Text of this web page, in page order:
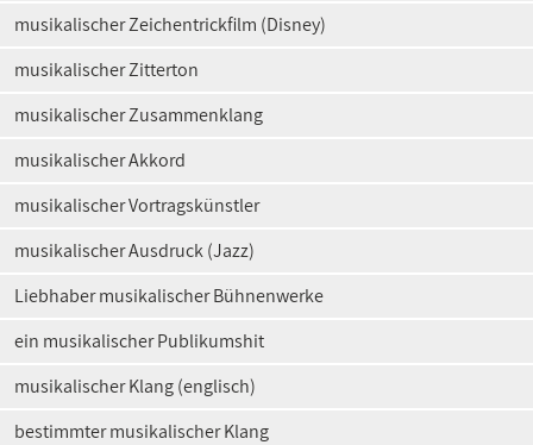
musikalischer Zeichentrickfilm (Disney)
musikalischer Zitterton
musikalischer Zusammenklang
musikalischer Akkord
musikalischer Vortragskünstler
musikalischer Ausdruck (Jazz)
Liebhaber musikalischer Bühnenwerke
ein musikalischer Publikumshit
musikalischer Klang (englisch)
bestimmter musikalischer Klang